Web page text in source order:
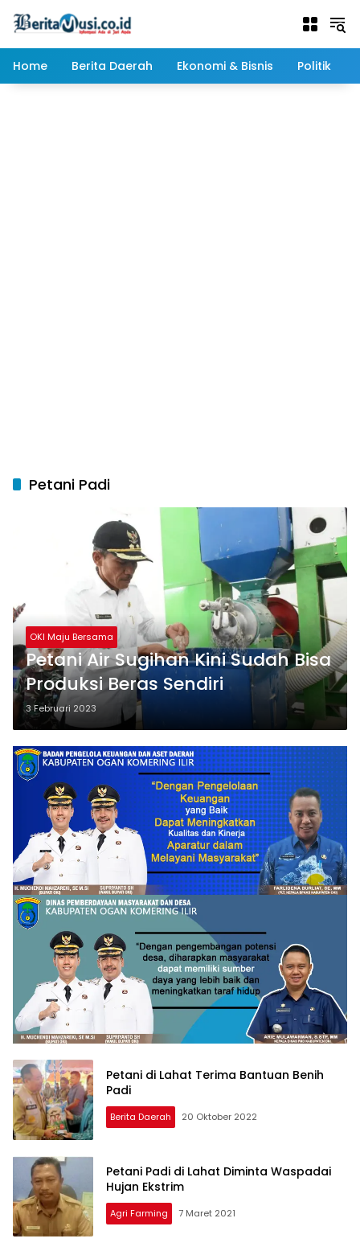
Home
Berita Daerah Ekonomi & Bisnis Politik
Petani Padi
OKI Maju Bersama
Petani Air Sugihan Kini Sudah Bisa
Produksi Beras Sendiri
3 Februari 2023
Petani di Lahat Terima Bantuan Benih
Padi
Berita Daerah 20 Oktober 2022
Petani Padi di Lahat Diminta Waspadai
Hujan Ekstrim
Agri Farming 7 Maret 2021